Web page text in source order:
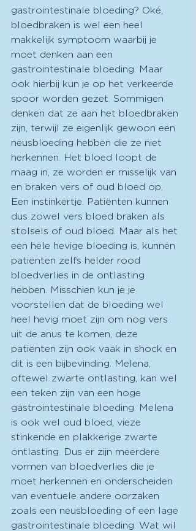
gastrointestinale bloeding? Oké,
bloedbraken is wel een heel
makkelijk symptoom waarbij je
moet denken aan een
gastrointestinale bloeding. Maar
ook hierbij kun je op het verkeerde
spoor worden gezet. Sommigen
denken dat ze aan het bloedbraken
zijn, terwijl ze eigenlijk gewoon een
neusbloeding hebben die ze niet
herkennen. Het bloed loopt de
maag in, ze worden er misselijk van
en braken vers of oud bloed op.
Een instinkertje. Patiënten kunnen
dus zowel vers bloed braken als
stolsels of oud bloed. Maar als het
een hele hevige bloeding is, kunnen
patiënten zelfs helder rood
bloedverlies in de ontlasting
hebben. Misschien kun je je
voorstellen dat de bloeding wel
heel hevig moet zijn om nog vers
uit de anus te komen, deze
patiënten zijn ook vaak in shock en
dit is een bijbevinding. Melena,
oftewel zwarte ontlasting, kan wel
een teken zijn van een hoge
gastrointestinale bloeding. Melena
is ook wel oud bloed, vieze
stinkende en plakkerige zwarte
ontlasting. Dus er zijn meerdere
vormen van bloedverlies die je
moet herkennen en onderscheiden
van eventuele andere oorzaken
zoals een neusbloeding of een lage
gastrointestinale bloeding. Wat wil